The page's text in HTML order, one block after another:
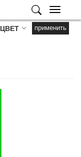
Меню
ЦВЕТ применить